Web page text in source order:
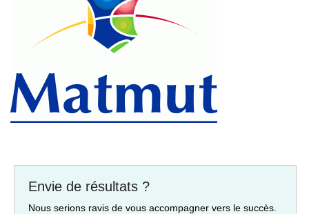
Envie de résultats ?
Nous serions ravis de vous accompagner vers le succès.